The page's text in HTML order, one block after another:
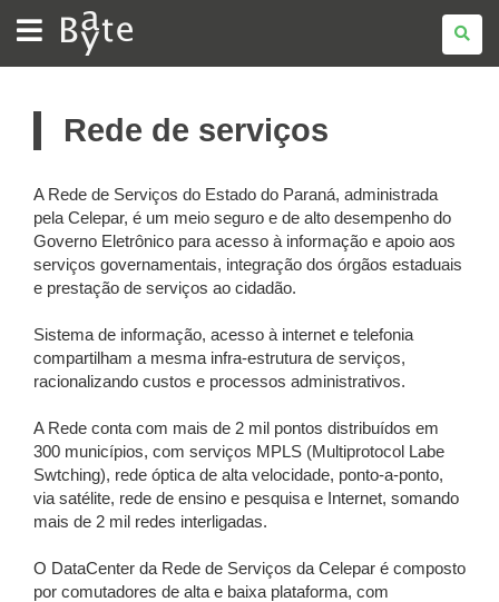
BATE
BYTE
Rede de serviços
A Rede de Serviços do Estado do Paraná, administrada
pela Celepar, é um meio seguro e de alto desempenho do
Governo Eletrônico para acesso à informação e apoio aos
serviços governamentais, integração dos órgãos estaduais
e prestação de serviços ao cidadão.
Sistema de informação, acesso à internet e telefonia
compartilham a mesma infra-estrutura de serviços,
racionalizando custos e processos administrativos.
A Rede conta com mais de 2 mil pontos distribuídos em
300 municípios, com serviços MPLS (Multiprotocol Labe
Swtching), rede óptica de alta velocidade, ponto-a-ponto,
via satélite, rede de ensino e pesquisa e Internet, somando
mais de 2 mil redes interligadas.
O DataCenter da Rede de Serviços da Celepar é composto
por comutadores de alta e baixa plataforma, com